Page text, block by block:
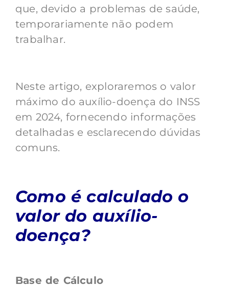
que, devido a problemas de saúde,
temporariamente não podem
trabalhar.
Neste artigo, exploraremos o valor
máximo do auxílio-doença do INSS
em 2024, fornecendo informações
detalhadas e esclarecendo dúvidas
comuns.
Como é calculado o
valor do auxílio-
doença?
Base de Cálculo